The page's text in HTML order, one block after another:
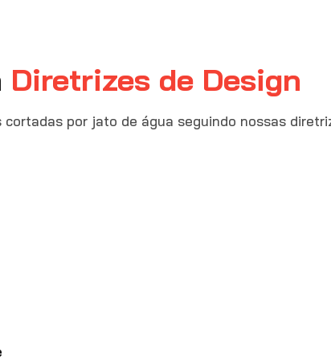
Diretrizes de Design
por jato de água seguindo nossas